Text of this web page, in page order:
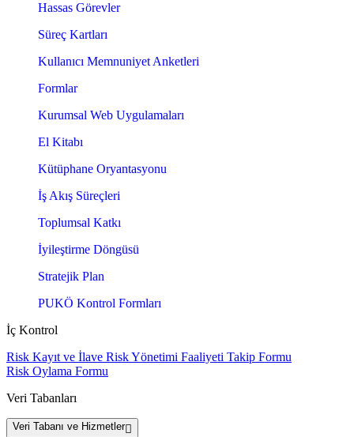
Hassas Görevler
Süreç Kartları
Kullanıcı Memnuniyet Anketleri
Formlar
Kurumsal Web Uygulamaları
El Kitabı
Kütüphane Oryantasyonu
İş Akış Süreçleri
Toplumsal Katkı
İyileştirme Döngüsü
Stratejik Plan
PUKÖ Kontrol Formları
İç Kontrol
Risk Kayıt ve İlave Risk Yönetimi Faaliyeti Takip Formu
Risk Oylama Formu
Veri Tabanları
Veri Tabanı ve Hizmetler